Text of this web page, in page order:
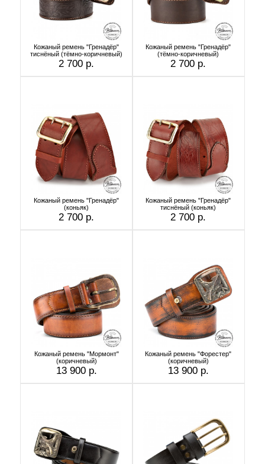
Кожаный ремень "Гренадёр"
тиснёный (тёмно-коричневый)
2 700 р.
Кожаный ремень "Гренадёр"
(тёмно-коричневый)
2 700 р.
Кожаный ремень "Гренадёр"
(коньяк)
2 700 р.
Кожаный ремень "Гренадёр"
тиснёный (коньяк)
2 700 р.
Кожаный ремень "Мормонт"
(коричневый)
13 900 р.
Кожаный ремень "Форестер"
(коричневый)
13 900 р.